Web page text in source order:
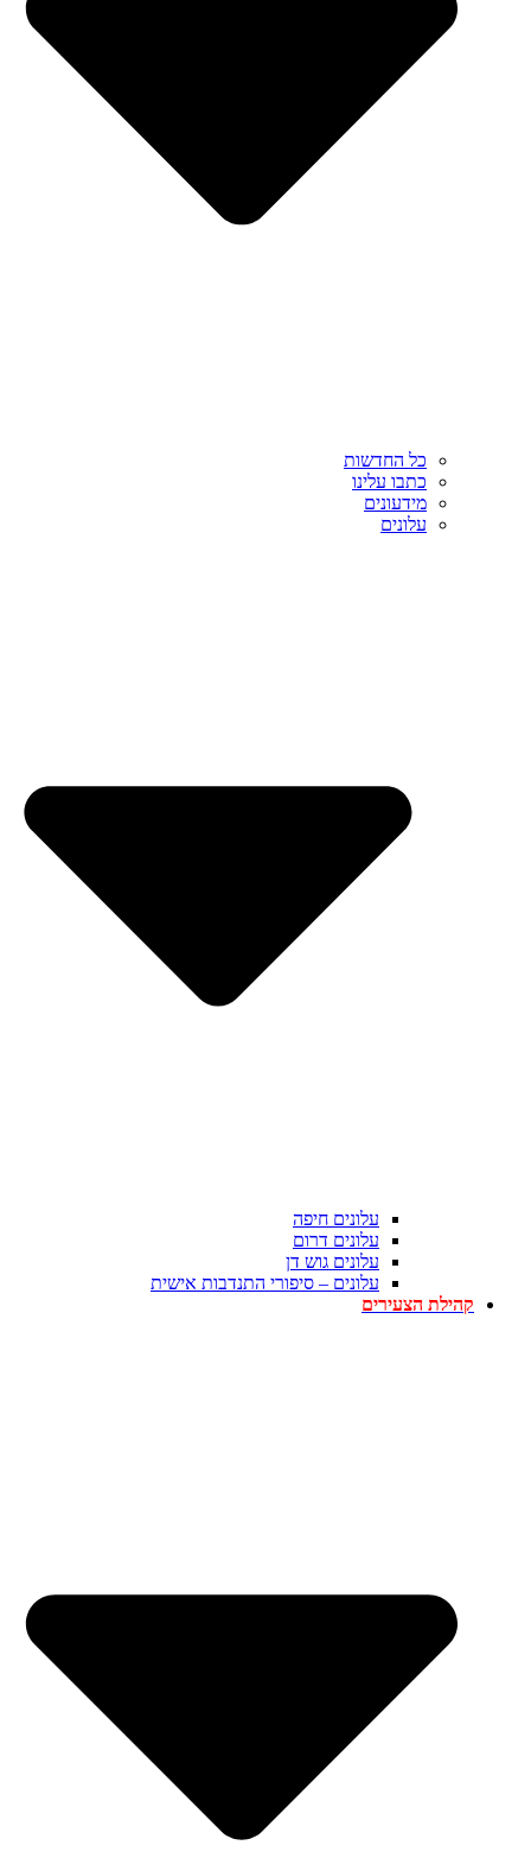
כל החדשות
כתבו עלינו
מידעונים
עלונים
עלונים חיפה
עלונים דרום
עלונים גוש דן
עלונים – סיפורי התנדבות אישית
קהילת הצעירים